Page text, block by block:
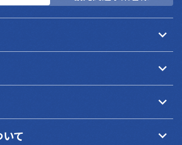
keyboard_arrow_down
keyboard_arrow_down
keyboard_arrow_down
て keyboard_arrow_down